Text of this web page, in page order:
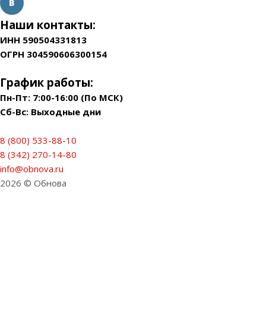
Наши контакты:
ИНН 590504331813
ОГРН 304590606300154
График работы:
Пн-Пт: 7:00-16:00 (По МСК)
Сб-Вс: Выходные дни
8 (800) 533-88-10
8 (342) 270-14-80
info@obnova.ru
2026 © Обнова